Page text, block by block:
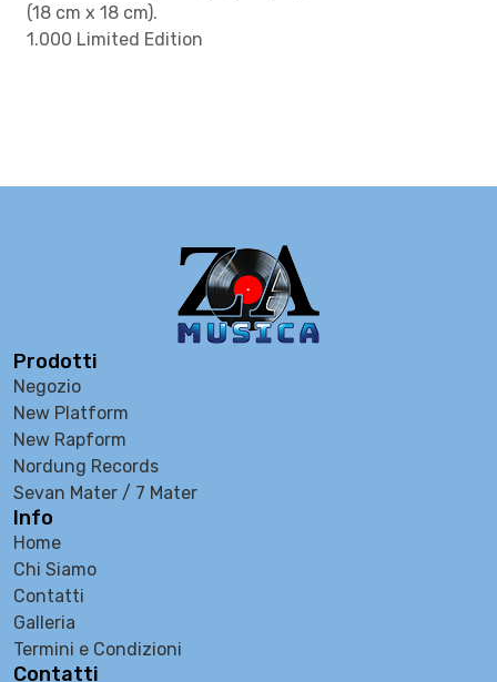
(18 cm x 18 cm).
1.000 Limited Edition
Prodotti
Negozio
New Platform
New Rapform
Nordung Records
Sevan Mater / 7 Mater
Info
Home
Chi Siamo
Contatti
Galleria
Termini e Condizioni
Contatti